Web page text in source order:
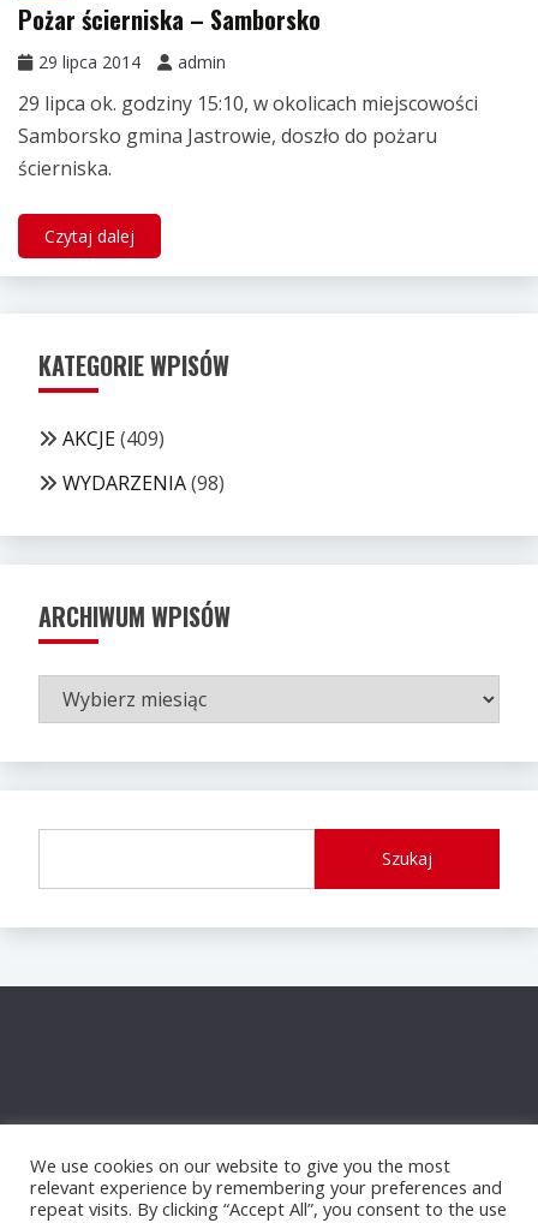
Pożar ścierniska – Samborsko
29 lipca 2014 admin
29 lipca ok. godziny 15:10, w okolicach miejscowości
Samborsko gmina Jastrowie, doszło do pożaru
ścierniska.
Czytaj dalej
KATEGORIE WPISÓW
AKCJE(409)
WYDARZENIA(98)
ARCHIWUM WPISÓW
ARCHIWUM
WPISÓW
Szukaj
We use cookies on our website to give you the most
relevant experience by remembering your preferences and
repeat visits. By clicking “Accept All”, you consent to the use